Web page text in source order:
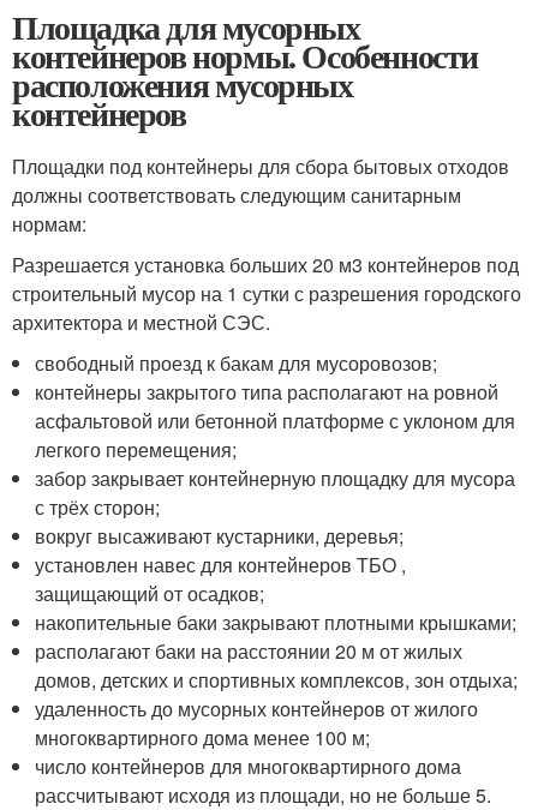
Площадка для мусорных
контейнеров нормы. Особенности
расположения мусорных
контейнеров
Площадки под контейнеры для сбора бытовых отходов
должны соответствовать следующим санитарным
нормам:
Разрешается установка больших 20 м3 контейнеров под
строительный мусор на 1 сутки с разрешения городского
архитектора и местной СЭС.
свободный проезд к бакам для мусоровозов;
контейнеры закрытого типа располагают на ровной
асфальтовой или бетонной платформе с уклоном для
легкого перемещения;
забор закрывает контейнерную площадку для мусора
с трёх сторон;
вокруг высаживают кустарники, деревья;
установлен навес для контейнеров ТБО ,
защищающий от осадков;
накопительные баки закрывают плотными крышками;
располагают баки на расстоянии 20 м от жилых
домов, детских и спортивных комплексов, зон отдыха;
удаленность до мусорных контейнеров от жилого
многоквартирного дома менее 100 м;
число контейнеров для многоквартирного дома
рассчитывают исходя из площади, но не больше 5.